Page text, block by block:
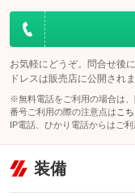
お気軽にどうぞ。問合せ後
ドレスは販売店に公開されま
※無料電話をご利用の場合は
番号ご利用の際の注意点は こ
IP電話、ひかり電話からはご利
装備